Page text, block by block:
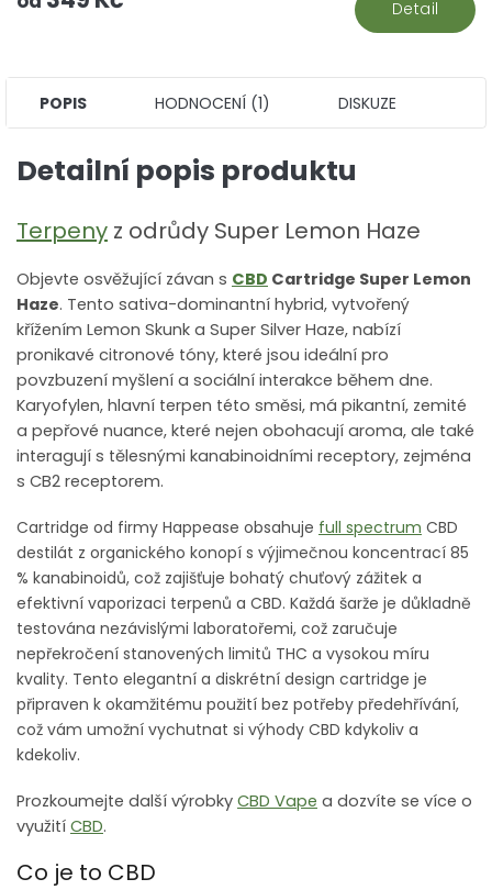
Detail
POPIS HODNOCENÍ (1) DISKUZE
Detailní popis produktu
Terpeny z odrůdy Super Lemon Haze
Objevte osvěžující závan s CBD Cartridge Super Lemon
Haze. Tento sativa-dominantní hybrid, vytvořený
křížením Lemon Skunk a Super Silver Haze, nabízí
pronikavé citronové tóny, které jsou ideální pro
povzbuzení myšlení a sociální interakce během dne.
Karyofylen, hlavní terpen této směsi, má pikantní, zemité
a pepřové nuance, které nejen obohacují aroma, ale také
interagují s tělesnými kanabinoidními receptory, zejména
s CB2 receptorem.
Cartridge od firmy Happease obsahuje full spectrum CBD
destilát z organického konopí s výjimečnou koncentrací 85
% kanabinoidů, což zajišťuje bohatý chuťový zážitek a
efektivní vaporizaci terpenů a CBD. Každá šarže je důkladně
testována nezávislými laboratořemi, což zaručuje
nepřekročení stanovených limitů THC a vysokou míru
kvality. Tento elegantní a diskrétní design cartridge je
připraven k okamžitému použití bez potřeby předehřívání,
což vám umožní vychutnat si výhody CBD kdykoliv a
kdekoliv.
Prozkoumejte další výrobky CBD Vape a dozvíte se více o
využití CBD.
Co je to CBD